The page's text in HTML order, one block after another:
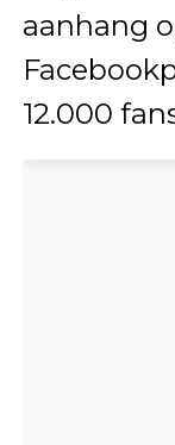
aanhang
12.000